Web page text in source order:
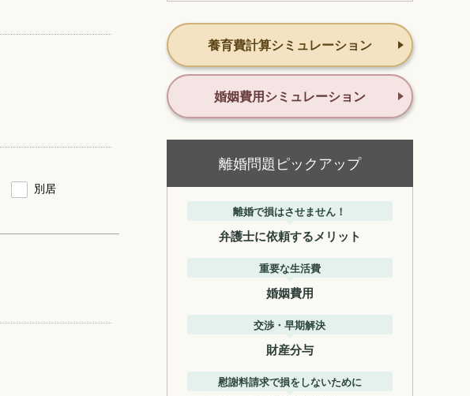
別居
養育費計算シミュレーション
婚姻費用シミュレーション
離婚問題ピックアップ
離婚で損はさせません！
弁護士に依頼するメリット
重要な生活費
婚姻費用
交渉・早期解決
財産分与
慰謝料請求で損をしないために